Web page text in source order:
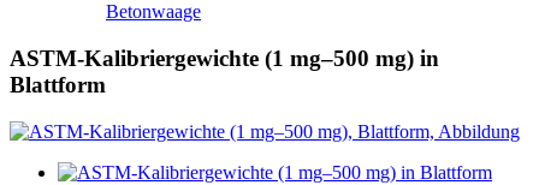
Betonwaage
ASTM-Kalibriergewichte (1 mg–500 mg) in
Blattform